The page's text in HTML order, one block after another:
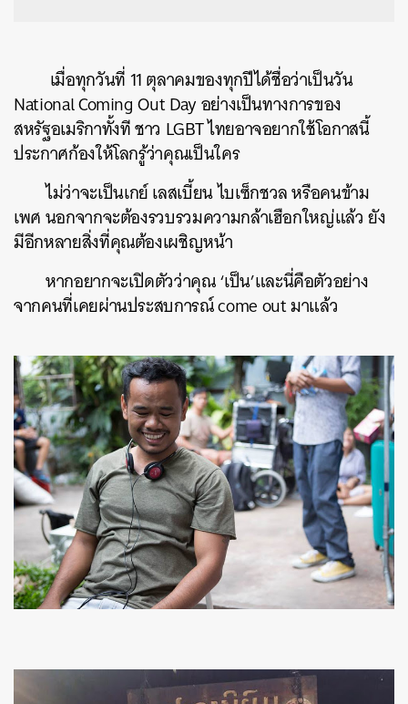
เมื่อทุกวันที่ 11 ตุลาคมของทุกปีได้ชื่อว่าเป็นวัน
National Coming Out Day อย่างเป็นทางการของ
สหรัฐอเมริกาทั้งที ชาว LGBT ไทยอาจอยากใช้โอกาสนี้
ประกาศก้องให้โลกรู้ว่าคุณเป็นใคร
ไม่ว่าจะเป็นเกย์ เลสเบี้ยน ไบเซ็กชวล หรือคนข้าม
เพศ นอกจากจะต้องรวบรวมความกล้าเฮือกใหญ่แล้ว ยัง
มีอีกหลายสิ่งที่คุณต้องเผชิญหน้า
หากอยากจะเปิดตัวว่าคุณ ‘เป็น’และนี่คือตัวอย่าง
จากคนที่เคยผ่านประสบการณ์ come out มาแล้ว